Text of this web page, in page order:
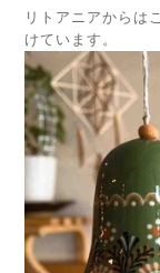
リトアニアからは
けています。